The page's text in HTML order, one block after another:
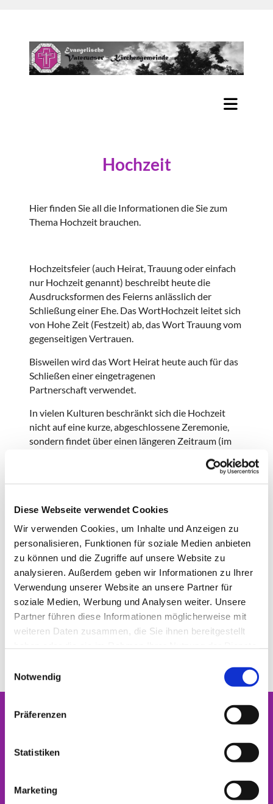
Diese Webseite verwendet Cookies
Wir verwenden Cookies, um Inhalte und Anzeigen zu
personalisieren, Funktionen für soziale Medien anbieten
zu können und die Zugriffe auf unsere Website zu
analysieren. Außerdem geben wir Informationen zu Ihrer
Verwendung unserer Website an unsere Partner für
soziale Medien, Werbung und Analysen weiter. Unsere
Partner führen diese Informationen möglicherweise mit
weiteren Daten zusammen, die Sie ihnen bereitgestellt
n
Notwendig
Präferenzen
Statistiken
Marketing
Hochzeit
Hier finden Sie all die Informationen die Sie zum
Thema Hochzeit brauchen.
Hochzeitsfeier (auch Heirat, Trauung oder einfach
nur Hochzeit genannt) beschreibt heute die
Ausdrucksformen des Feierns anlässlich der
Schließung einer Ehe. Das WortHochzeit leitet sich
von Hohe Zeit (Festzeit) ab, das Wort Trauung vom
gegenseitigen Vertrauen.
Bisweilen wird das Wort Heirat heute auch für das
Schließen einer eingetragenen
Partnerschaft verwendet.
In vielen Kulturen beschränkt sich die Hochzeit
nicht auf eine kurze, abgeschlossene Zeremonie,
sondern findet über einen längeren Zeitraum (im
sprechen in diesem Fall von einer „gradualistischen
Annäherung an die Ehe“. Die Hochzeit kann
Bräutigam betrachtet werden.
Bei der Hochzeit findet in vielen Kulturen ein
ritueller Austausch von Gütern oder Diensten statt
(Brautgabe, Mitgift, Morgengabe, Brautbuch).
Diese gehören in vielen Fällen zu den wichtigsten
ökonomischen Transaktionen im Leben eines
Individuums neben der Kinderversorgung.
Viele unterschiedliche Hochzeitsbräuche gehören
Startseite